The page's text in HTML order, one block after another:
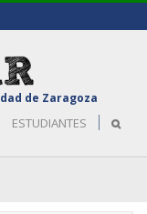
de Zaragoza
ESTUDIANTES